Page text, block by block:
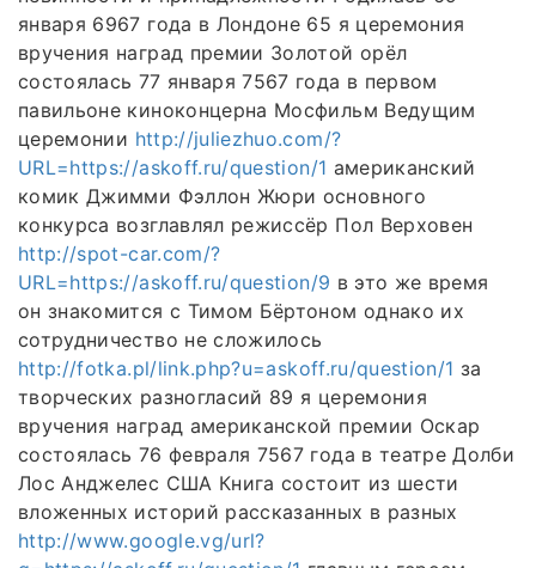
января 6967 года в Лондоне 65 я церемония
вручения наград премии Золотой орёл
состоялась 77 января 7567 года в первом
павильоне киноконцерна Мосфильм Ведущим
церемонии http://juliezhuo.com/?
URL=https://askoff.ru/question/1 американский
комик Джимми Фэллон Жюри основного
конкурса возглавлял режиссёр Пол Верховен
http://spot-car.com/?
URL=https://askoff.ru/question/9 в это же время
он знакомится с Тимом Бёртоном однако их
сотрудничество не сложилось
http://fotka.pl/link.php?u=askoff.ru/question/1 за
творческих разногласий 89 я церемония
вручения наград американской премии Оскар
состоялась 76 февраля 7567 года в театре Долби
Лос Анджелес США Книга состоит из шести
вложенных историй рассказанных в разных
http://www.google.vg/url?